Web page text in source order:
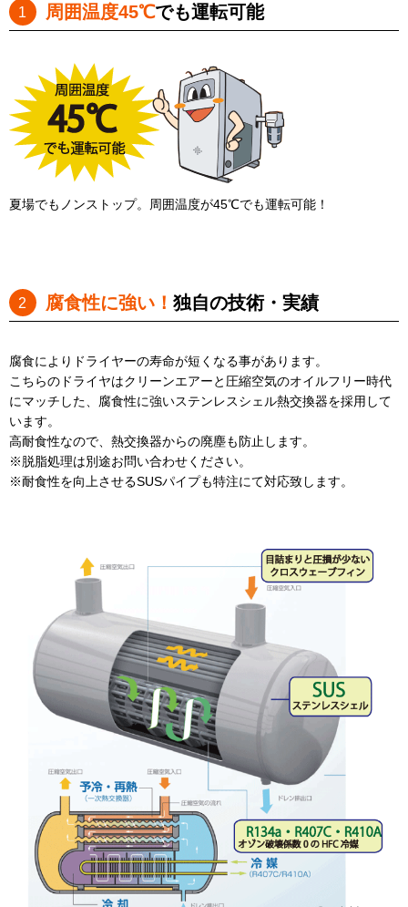
周囲温度45℃でも運転可能
夏場でもノンストップ。周囲温度が45℃でも運転可能！
腐食性に強い！ 独自の技術・実績
腐食によりドライヤーの寿命が短くなる事があります。
こちらのドライヤはクリーンエアーと圧縮空気のオイルフリー時代
にマッチした、腐食性に強いステンレスシェル熱交換器を採用して
います。
高耐食性なので、熱交換器からの廃塵も防止します。
※脱脂処理は別途お問い合わせください。
※耐食性を向上させるSUSパイプも特注にて対応致します。